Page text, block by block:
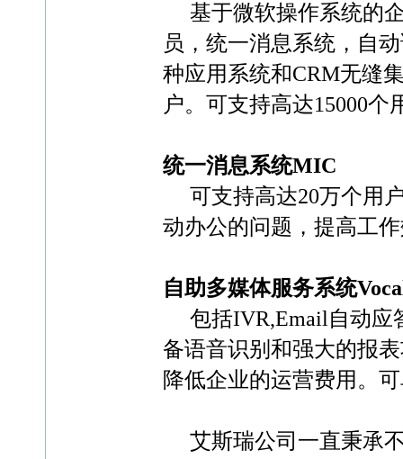
基于微软操作系统的
员，统一消息系统，自
种应用系统和CRM无缝
户。可支持高达15000个
统一消息系统MIC
可支持高达20万个用
动办公的问题，提高工
自助多媒体服务系统
包括IVR,Email自动应
备语音识别和强大的报
降低企业的运营费用。
艾斯瑞公司一直秉承